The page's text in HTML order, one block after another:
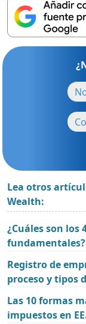
Lea otros
Wealth:
¿Cuáles son
fundamentales?
Registro de
proceso y tipos
Las 10 formas
impuestos en